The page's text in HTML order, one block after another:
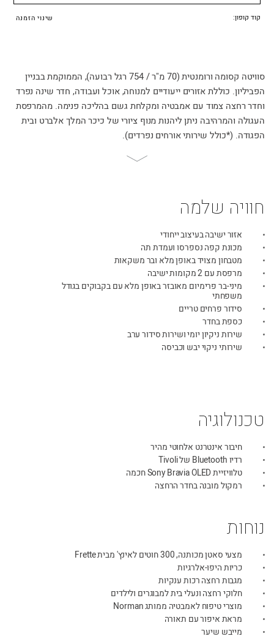
קוד קופון: שינוי הזמנה
סוויטה קסומה ורומנטית (70 מ"ר / 754 רגל רבועה), הממוקמת בבניין
הפביליון. כוללת אזורים ייעודיים למנוחה, אוכל ועבודה, חדר שינה נפרד
וחדר רחצה צמוד עם אמבטיה ומקלחת גשם בהליכה פנימה. מהמרפסת
העגולה והמרהיבה ניתן ליהנות מנוף ציורי של כיכר המלך אלברט ובית
הפגודה. (*כולל שירותי אורחים נפרדים).
to
חוויה שלמה
אזור ישיבה בעיצוב ייחודי
מכונת קפה נספרסו ועמדת תה
מטבחון מצויד באופן מלא ובר משקאות
מרפסת עם 2 מקומות ישיבה
מיני-בר פרימיום מאובזר באופן מלא עם בקבוקים בגודל
משפחתי
סידור פרחים טריים
כספת בחדר
שירות ניקיון יומי ושירות סידור ערב
שירותי ניקוי יבש וכביסה
טכנולוגיה
חיבור אינטרנט אלחוטי מהיר
רדיו Bluetooth של Tivoli
טלוויזיית Sony Bravia OLED חכמה
רמקול מובנה בחדר הרחצה
נוחות
מצעי סאטן מכותנה, 300 חוטים לאינץ' מבית Frette
כריות היפו-אלרגיות
מגבות רחצה רכות ענקיות
חלוקי רחצה ונעלי בית למבוגרים ולילדים
מוצרי טיפוח לאמבטיה ממותג Norman
מראת איפור עם תאורה
מייבש שיער